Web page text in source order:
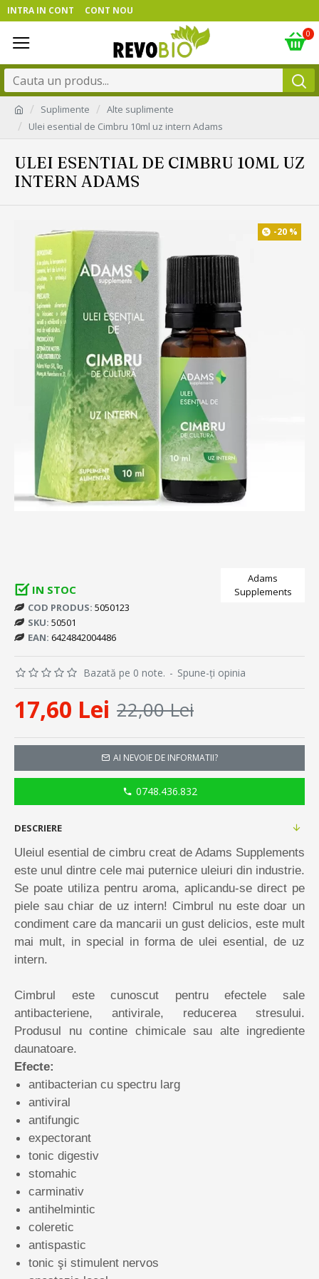
INTRA IN CONT CONT NOU
0
Suplimente
Alte suplimente
Ulei esential de Cimbru 10ml uz intern Adams
ULEI ESENTIAL DE CIMBRU 10ML UZ
INTERN ADAMS
-20 %
IN STOC
COD PRODUS: 5050123
SKU: 50501
EAN: 6424842004486
Adams
Supplements
Bazată pe 0 note. - Spune-ţi opinia
17,60 Lei 22,00 Lei
AI NEVOIE DE INFORMATII?
0748.436.832
DESCRIERE
Uleiul esential de cimbru creat de Adams Supplements
este unul dintre cele mai puternice uleiuri din industrie.
Se poate utiliza pentru aroma, aplicandu-se direct pe
piele sau chiar de uz intern! Cimbrul nu este doar un
condiment care da mancarii un gust delicios, este mult
mai mult, in special in forma de ulei esential, de uz
intern.
Cimbrul este cunoscut pentru efectele sale
antibacteriene, antivirale, reducerea stresului.
Produsul nu contine chimicale sau alte ingrediente
daunatoare.
Efecte:
antibacterian cu spectru larg
antiviral
antifungic
expectorant
tonic digestiv
stomahic
carminativ
antihelmintic
coleretic
antispastic
tonic şi stimulent nervos